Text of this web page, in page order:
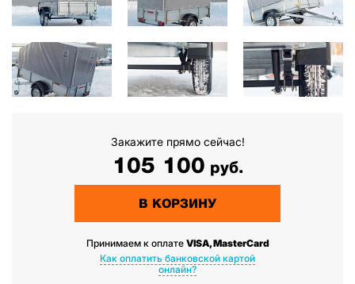
Закажите прямо сейчас!
105 100 руб.
В КОРЗИНУ
Принимаем к оплате VISA, MasterCard
Как оплатить банковской картой
онлайн?